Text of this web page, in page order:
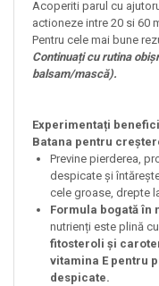
Acoperiti parul cu
actioneze intre 20 si 60
Pentru cele mai bune
Continuați cu rutina
balsam/mască).
Experimentați
Batana pentru
Previne pierderea,
despicate și
cele groase, drepte
Formula bogată în
nutrienți este plină
fitosteroli și
vitamina E pentru
despicate.